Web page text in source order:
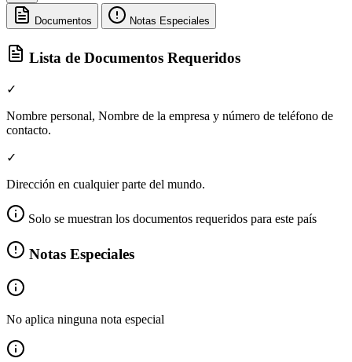
Documentos Notas Especiales
Lista de Documentos Requeridos
✓
Nombre personal, Nombre de la empresa y número de teléfono de
contacto.
✓
Dirección en cualquier parte del mundo.
Solo se muestran los documentos requeridos para este país
Notas Especiales
No aplica ninguna nota especial